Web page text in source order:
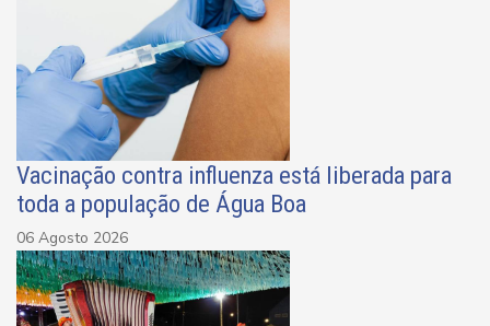
Vacinação contra influenza está liberada para
toda a população de Água Boa
06 Agosto 2026